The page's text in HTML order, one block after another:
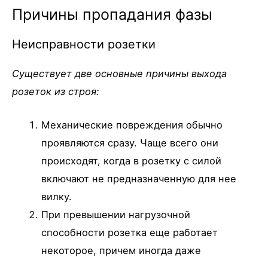
Причины пропадания фазы
Неисправности розетки
Существует две основные причины выхода
розеток из строя:
Механические повреждения обычно
проявляются сразу. Чаще всего они
происходят, когда в розетку с силой
включают не предназначенную для нее
вилку.
При превышении нагрузочной
способности розетка еще работает
некоторое, причем иногда даже